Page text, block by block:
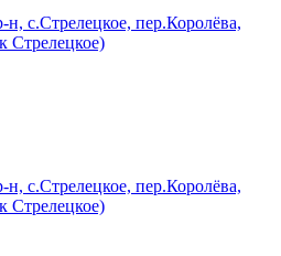
н, с.Стрелецкое, пер.Королёва,
Стрелецкое)
н, с.Стрелецкое, пер.Королёва,
Стрелецкое)